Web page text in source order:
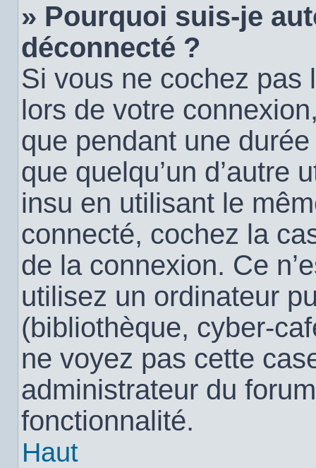
» Pourquoi suis-je
déconnecté ?
Si vous ne cochez
lors de votre
que pendant une
que quelqu’un d’autre
insu en utilisant le
connecté, cochez la
de la connexion. Ce
utilisez un ordinateur
(bibliothèque, cyber-
ne voyez pas cette
administrateur du
fonctionnalité.
Haut